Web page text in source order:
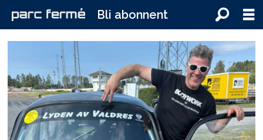
Bli abonnent